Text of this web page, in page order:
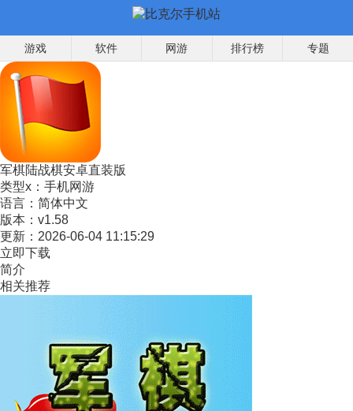
游戏 软件 网游 排行榜 专题
军棋陆战棋安卓直装版
类型x： 手机网游
语言： 简体中文
版本： v1.58
更新： 2026-06-04 11:15:29
立即下载
简介
相关推荐